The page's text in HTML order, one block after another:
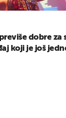
dobre za
koji je još